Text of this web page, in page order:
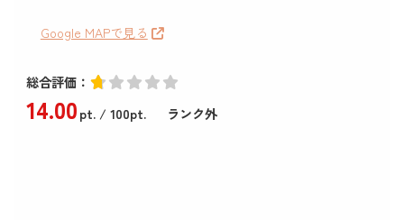
Google MAPで見る
総合評価：
14.00pt./ 100pt. ランク外